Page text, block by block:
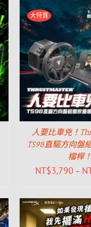
大特賣
人要比車兇！
T598直驅方向盤
檔桿！
NT$3,790 –